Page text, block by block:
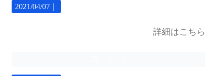
2021/04/07｜
詳細はこちら